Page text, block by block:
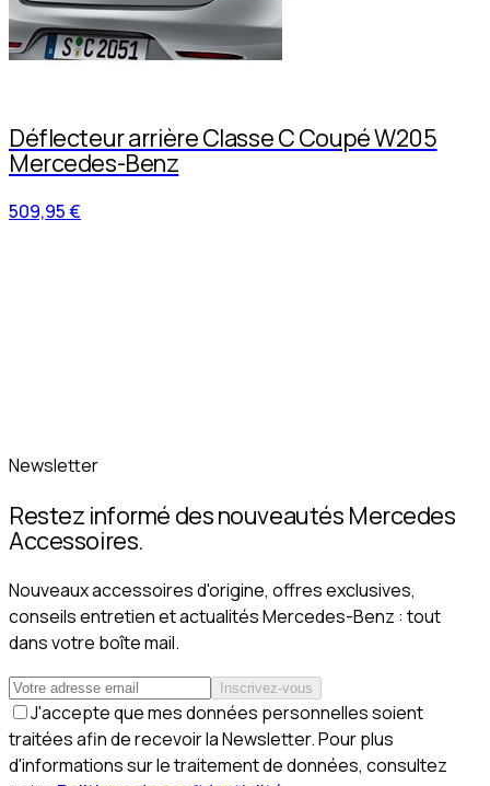
Déflecteur arrière Classe C Coupé W205
Mercedes-Benz
509,95 €
Newsletter
Restez informé des nouveautés Mercedes
Accessoires.
Nouveaux accessoires d'origine, offres exclusives,
conseils entretien et actualités Mercedes-Benz : tout
dans votre boîte mail.
Inscrivez-vous
J'accepte que mes données personnelles soient
traitées afin de recevoir la Newsletter. Pour plus
d'informations sur le traitement de données, consultez